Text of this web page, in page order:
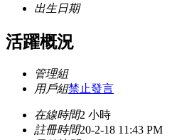
出生日期
活躍概況
管理組
用戶組禁止發言
在線時間2 小時
註冊時間20-2-18 11:43 PM